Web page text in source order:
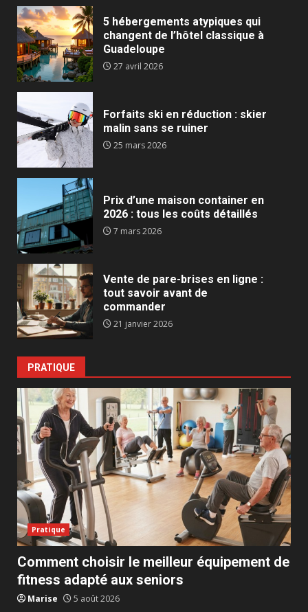
5 hébergements atypiques qui
changent de l’hôtel classique à
Guadeloupe
27 avril 2026
Forfaits ski en réduction : skier
malin sans se ruiner
25 mars 2026
Prix d’une maison container en
2026 : tous les coûts détaillés
7 mars 2026
Vente de pare-brises en ligne :
tout savoir avant de
commander
21 janvier 2026
PRATIQUE
Pratique
Comment choisir le meilleur équipement de
fitness adapté aux seniors
Marise 5 août 2026